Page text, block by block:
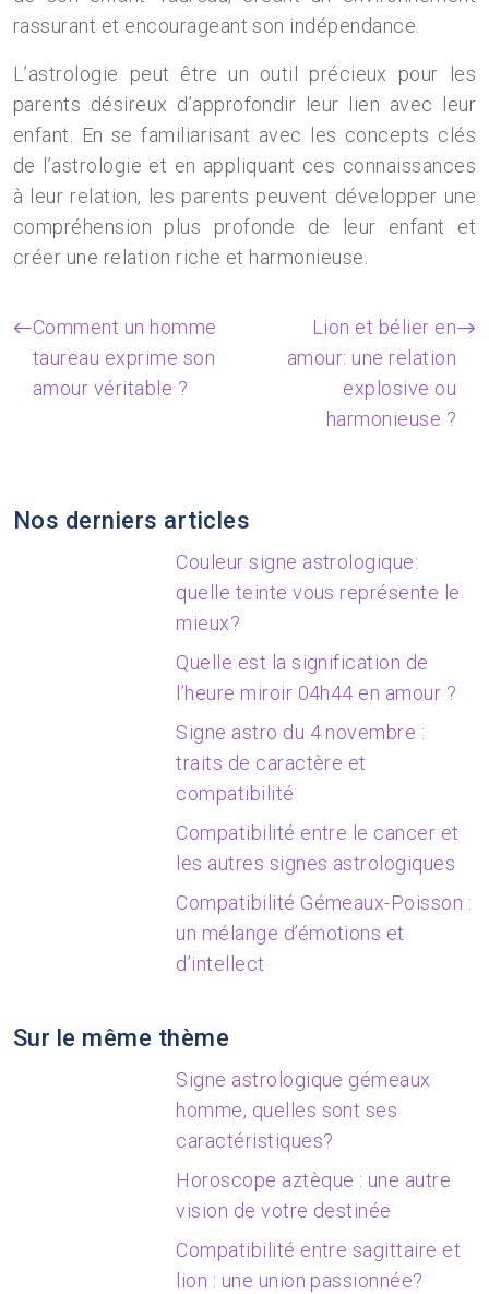
rassurant et encourageant son indépendance.
L’astrologie peut être un outil précieux pour les
parents désireux d’approfondir leur lien avec leur
enfant. En se familiarisant avec les concepts clés
de l’astrologie et en appliquant ces connaissances
à leur relation, les parents peuvent développer une
compréhension plus profonde de leur enfant et
créer une relation riche et harmonieuse.
Comment un homme
taureau exprime son
amour véritable ?
Lion et bélier en
amour: une relation
explosive ou
harmonieuse ?
Nos derniers articles
Couleur signe astrologique:
quelle teinte vous représente le
mieux?
Quelle est la signification de
l’heure miroir 04h44 en amour ?
Signe astro du 4 novembre :
traits de caractère et
compatibilité
Compatibilité entre le cancer et
les autres signes astrologiques
Compatibilité Gémeaux-Poisson :
un mélange d’émotions et
d’intellect
Sur le même thème
Signe astrologique gémeaux
homme, quelles sont ses
caractéristiques?
Horoscope aztèque : une autre
vision de votre destinée
Compatibilité entre sagittaire et
lion : une union passionnée?